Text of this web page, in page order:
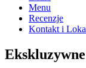
Menu
Recenzje
Kontakt i